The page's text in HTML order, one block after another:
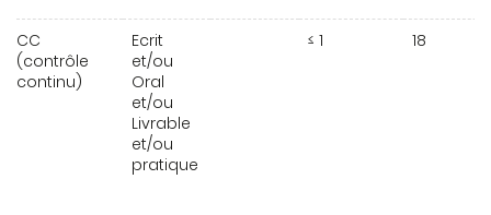
CC
(contrôle
continu)
Ecrit
et/ou
Oral
et/ou
Livrable
et/ou
pratique
≤ 1 18